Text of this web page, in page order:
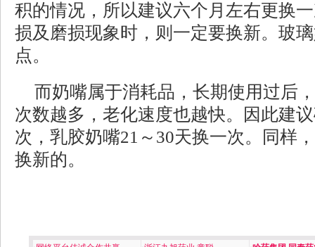
积的情况，所以建议六个月左右更换
损及磨损现象时，则一定要换新。玻
点。
而奶嘴属于消耗品，长期使用过后
次数越多，老化速度也越快。因此建
次，乳胶奶嘴21～30天换一次。同样
换新的。